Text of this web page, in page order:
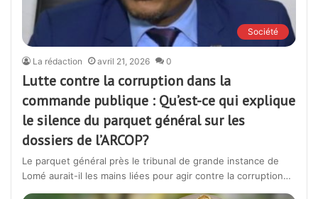
Société
La rédaction avril 21, 2026 0
Lutte contre la corruption dans la
commande publique : Qu’est-ce qui explique
le silence du parquet général sur les
dossiers de l’ARCOP?
Le parquet général près le tribunal de grande instance de
Lomé aurait-il les mains liées pour agir contre la corruption…